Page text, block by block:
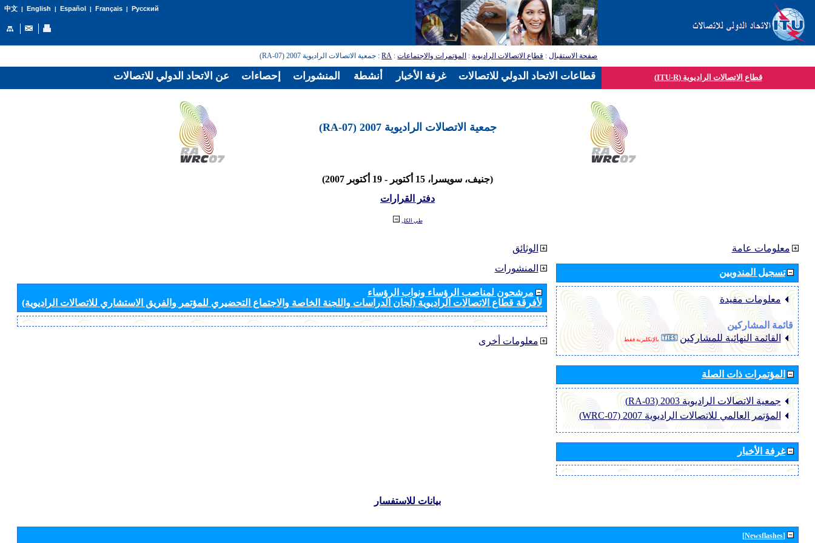
中文| English | Español | Français| Русский
صفحة الاستقبال: قطاع الاتصالات الراديوية: المؤتمرات والاجتماعات:
RA: جمعية الاتصالات الراديوية 2007 (RA-07)
قطاع الاتصالات الراديوية (ITU-R)
جمعية الاتصالات الراديوية 2007 (RA-07)
(جنيف، سويسرا، 15 أكتوبر - 19 أكتوبر 2007)
دفتر القرارات
طي الكل
الوثائق
المنشورات
مرشحون لمناصب الرؤساء ونواب الرؤساء
لأفرقة قطاع الاتصالات الراديوية (لجان الدراسات واللجنة الخاصة والاجتماع التحضيري للمؤتمر والفريق الاستشاري للاتصالات الراديوية)
معلومات أخرى
معلومات عامة
تسجيل المندوبين
معلومات مفيدة
قائمة المشاركين
القائمة النهائية للمشاركين
بالإنكليزية فقط
المؤتمرات ذات الصلة
جمعية الاتصالات الراديوية 2003 (RA-03)
المؤتمر العالمي للاتصالات الراديوية 2007 (WRC-07)
غرفة الأخبار
بيانات للاستفسار
[Newsflashes]
عن الاتحاد الدولي للاتصالات إحصاءات المنشورات أنشطة غرفة الأخبار قطاعات الاتحاد الدولي للاتصالات